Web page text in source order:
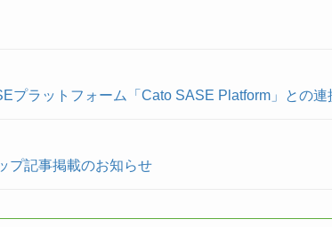
プラットフォーム「Cato SASE Platform」との連
プ記事掲載のお知らせ